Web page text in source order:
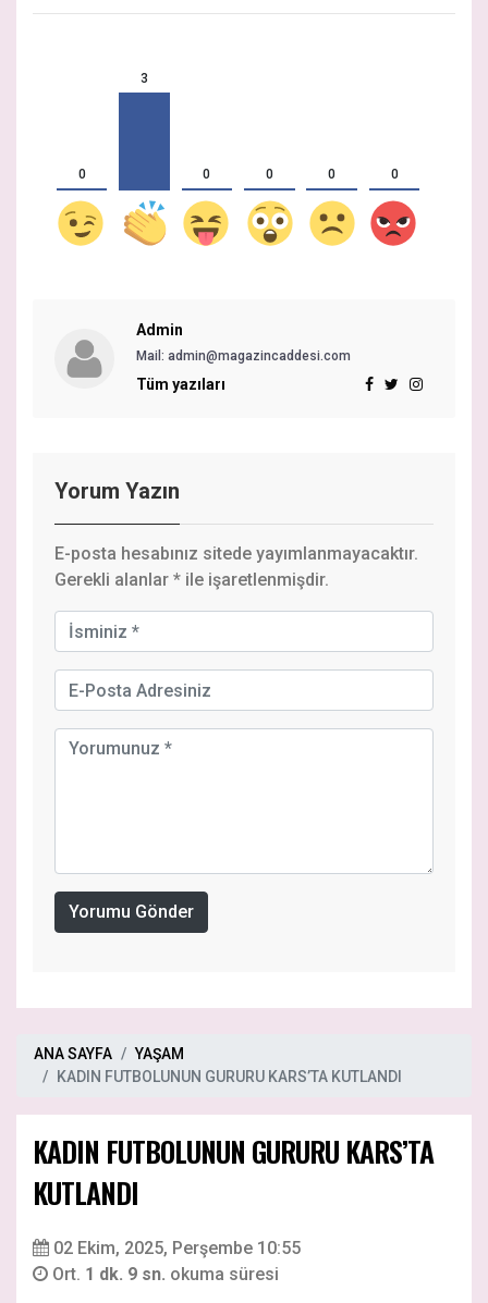
0
3
0 0 0 0
Admin
Mail: admin@magazincaddesi.com
Tüm yazıları
Yorum Yazın
E-posta hesabınız sitede yayımlanmayacaktır.
Gerekli alanlar * ile işaretlenmişdir.
Yorumu Gönder
ANA SAYFA
YAŞAM
KADIN FUTBOLUNUN GURURU KARS’TA KUTLANDI
KADIN FUTBOLUNUN GURURU KARS’TA
KUTLANDI
02 Ekim, 2025, Perşembe 10:55
Ort. 1 dk. 9 sn. okuma süresi